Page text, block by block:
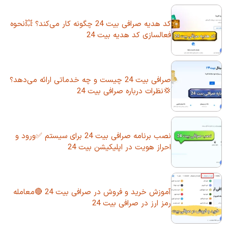
کد هدیه صرافی بیت 24 چگونه کار می‌کند؟ 💥نحوه
فعالسازی کد هدیه بیت 24
صرافی بیت 24 چیست و چه خدماتی ارائه می‌دهد؟
💢نظرات درباره صرافی بیت 24
نصب برنامه صرافی بیت 24 برای سیستم ✅ورود و
احراز هویت در اپلیکیشن بیت 24
آموزش خرید و فروش در صرافی بیت 24 🔴معامله
رمز ارز در صرافی بیت 24